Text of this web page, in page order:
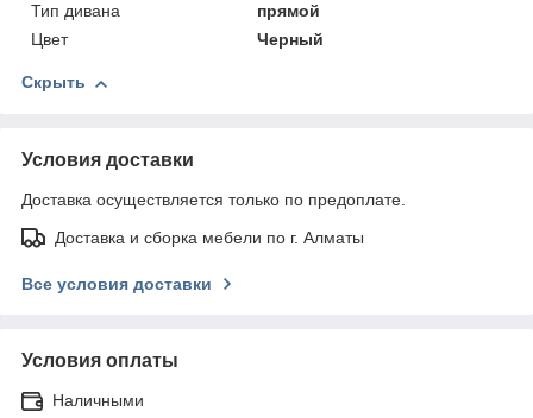
Тип дивана
прямой
Цвет
Черный
Скрыть
Условия доставки
Доставка осуществляется только по предоплате.
Доставка и сборка мебели по г. Алматы
Все условия доставки
Условия оплаты
Наличными